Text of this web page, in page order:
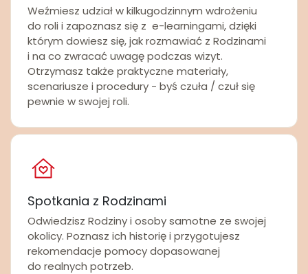
Weźmiesz udział w kilkugodzinnym wdrożeniu
do roli i zapoznasz się z e-learningami, dzięki
którym dowiesz się, jak rozmawiać z Rodzinami
i na co zwracać uwagę podczas wizyt.
Otrzymasz także praktyczne materiały,
scenariusze i procedury - byś czuła / czuł się
pewnie w swojej roli.
Spotkania z Rodzinami
Odwiedzisz Rodziny i osoby samotne ze swojej
okolicy. Poznasz ich historię i przygotujesz
rekomendacje pomocy dopasowanej
do realnych potrzeb.